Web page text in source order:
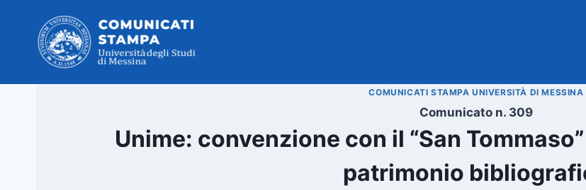
contenuto
COMUNICATI STAMPA UNIVERSITÀ DI MESSINA
Comunicato n. 309
Unime: convenzione con il “San
patrimonio